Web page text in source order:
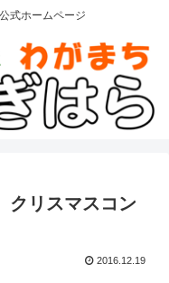
式ホームページ
リスマスコン
2016.12.19